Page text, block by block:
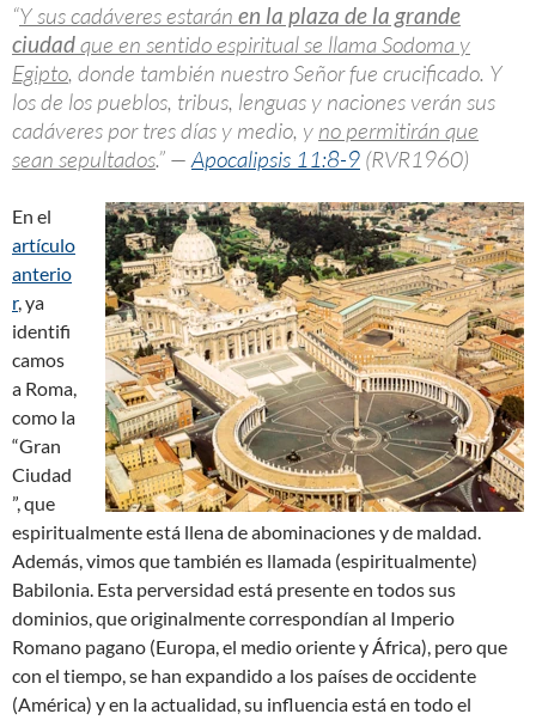
“Y sus cadáveres estarán en la plaza de la grande
ciudadque en sentido espiritual se llama Sodoma y
Egipto, donde también nuestro Señor fue crucificado. Y
los de los pueblos, tribus, lenguas y naciones verán sus
cadáveres por tres días y medio, y no permitirán que
sean sepultados.” —Apocalipsis 11:8-9 (RVR1960)
En el
artículo
anterio
r, ya
identifi
camos
a Roma,
como la
“Gran
Ciudad
”, que
espiritualmente está llena de abominaciones y de maldad.
Además, vimos que también es llamada (espiritualmente)
Babilonia. Esta perversidad está presente en todos sus
dominios, que originalmente correspondían al Imperio
Romano pagano (Europa, el medio oriente y África), pero que
con el tiempo, se han expandido a los países de occidente
(América) y en la actualidad, su influencia está en todo el